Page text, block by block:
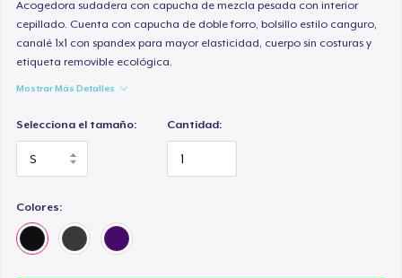
Acogedora sudadera con capucha de mezcla pesada con interior
cepillado. Cuenta con capucha de doble forro, bolsillo estilo canguro,
canalé 1x1 con spandex para mayor elasticidad, cuerpo sin costuras y
etiqueta removible ecológica.
Mostrar Más Detalles
Selecciona el tamaño: Cantidad:
Colores:
Classic Long Sleeve Tee
30,99 US$
24,99 US$